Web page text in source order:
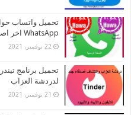
WhatsApp اخر اصدار ضد الحظر الاصدار
22 نوفمبر، 2021
لدردشة العزاب
21 نوفمبر، 2021